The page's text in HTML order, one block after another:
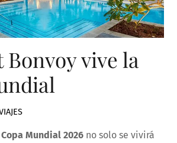
vive la
Copa Mundial 2026 no solo se vivirá